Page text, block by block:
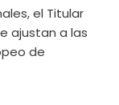
el Titular
ajustan a las
de